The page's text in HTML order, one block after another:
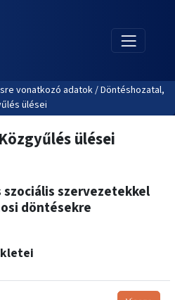
vonatkozó adatok / Döntéshozatal,
ülései
ülései
szervezetekkel
döntésekre